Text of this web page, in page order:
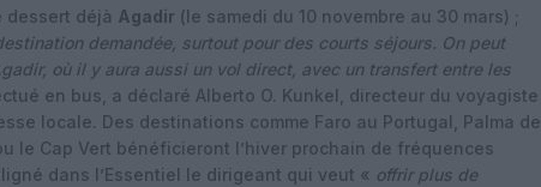
dessert déjà Agadir (le samedi du 10 novembre au 30 mars) ;
demandée, surtout pour des courts séjours. On peut
où il y aura aussi un vol direct, avec un transfert entre les
en bus, a déclaré Alberto O. Kunkel, directeur du voyagiste
locale. Des destinations comme Faro au Portugal, Palma de
le Cap Vert bénéficieront l’hiver prochain de fréquences
dans l’Essentiel le dirigeant qui veut « offrir plus de